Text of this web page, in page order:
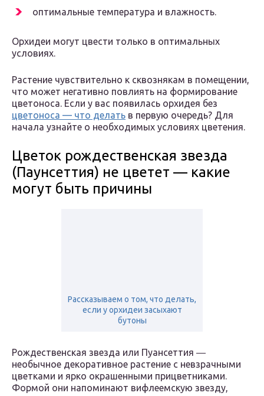
оптимальные температура и влажность.
Орхидеи могут цвести только в оптимальных
условиях.
Растение чувствительно к сквознякам в помещении,
что может негативно повлиять на формирование
цветоноса. Если у вас появилась орхидея без
цветоноса — что делать в первую очередь? Для
начала узнайте о необходимых условиях цветения.
Цветок рождественская звезда
(Паунсеттия) не цветет — какие
могут быть причины
Рассказываем о том, что делать,
если у орхидеи засыхают
бутоны
Рождественская звезда или Пуансеттия ―
необычное декоративное растение с невзрачными
цветками и ярко окрашенными прицветниками.
Формой они напоминают вифлеемскую звезду,